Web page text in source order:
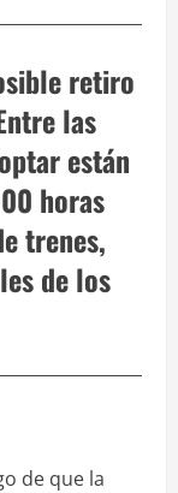
retiro
las
están
horas
trenes,
de los
de que la